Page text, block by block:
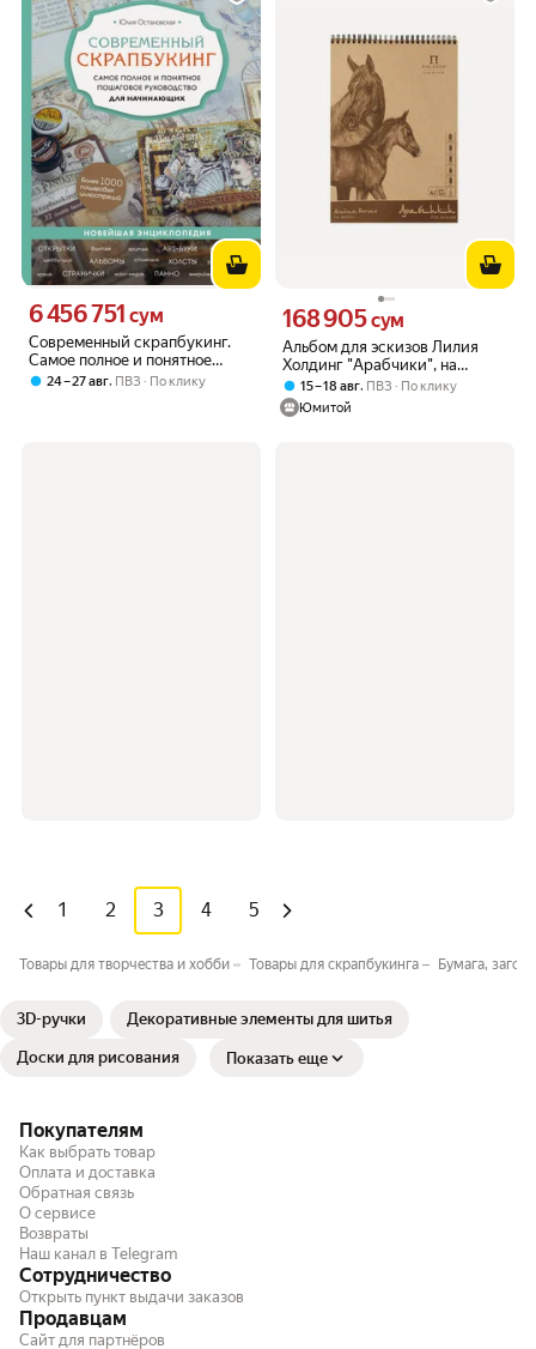
Современный скрапбукинг.
Самое полное и понятное
пошаговое руководство для
Цена 6456751 сум вместо
6 456 751 сум
24 – 27 авг, ПВЗ По клику
Альбом для эскизов Лилия
Холдинг "Арабчики", на
пружине, А2, 420х594 мм, 50
листов, бумага крафт, на
подложке (АЛ-5481)
Цена 168905 сум вместо
168 905сум
15 – 18 авг, ПВЗ
По клику
Юмитой
1 2 3 4 5
Товары для творчества и хобби Товары для скрапбукинга Бумага,
3D-ручки Декоративные элементы для шитья
Доски для рисования Показать еще
Покупателям
Как выбрать товар
Оплата и доставка
Обратная связь
О сервисе
Возвраты
Наш канал в Telegram
Сотрудничество
Открыть пункт выдачи заказов
Продавцам
Сайт для партнёров